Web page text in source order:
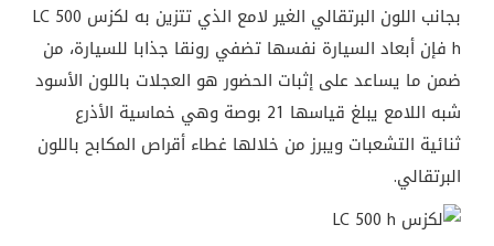
بجانب اللون البرتقالي الغير لامع الذي تتزين به لكزس LC 500
h فإن أبعاد السيارة نفسها تضفي رونقا جذابا للسيارة، من
ضمن ما يساعد على إثبات الحضور هو العجلات باللون الأسود
شبه اللامع يبلغ قياسها 21 بوصة وهي خماسية الأذرع
ثنائية التشعبات ويبرز من خلالها غطاء أقراص المكابح باللون
البرتقالي.